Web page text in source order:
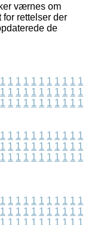
værnes om
rettelser der
de
1 1 1 1 1 1 1 1 1 1 1
1 1 1 1 1 1 1 1 1 1 1
1 1 1 1 1 1 1 1 1 1 1
1 1 1 1 1 1 1 1 1 1 1
1 1 1 1 1 1 1 1 1 1 1
1 1 1 1 1 1 1 1 1 1 1
1 1 1 1 1 1 1 1 1 1 1
1 1 1 1 1 1 1 1 1 1 1
1 1 1 1 1 1 1 1 1 1 1